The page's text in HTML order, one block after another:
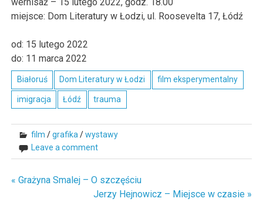
miejsce: Dom Literatury w Łodzi, ul. Roosevelta 17, Łódź
od: 15 lutego2022
do: 11 marca 2022
Białoruś Dom Literatury w Łodzi film eksperymentalny
imigracja Łódź trauma
film /grafika /wystawy
Leave a comment
Nawigacja
« Grażyna Smalej – O szczęściu
Jerzy Hejnowicz – Miejsce w czasie »